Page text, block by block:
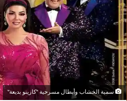
سمية الخشاب وأبطال مسرحية "كازينو بديعة"